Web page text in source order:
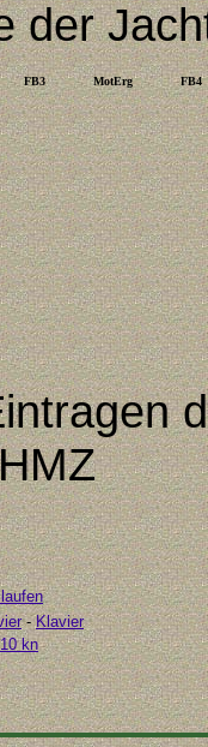
der
FB3 MotErg FB4
-Klavier
kn